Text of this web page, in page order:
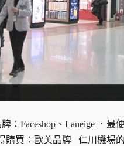
：Faceshop、Laneige ．
購買：歐美品牌 仁川機場